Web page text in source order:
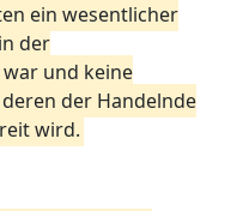
ein wesentlicher
der
und keine
der Handelnde
wird.